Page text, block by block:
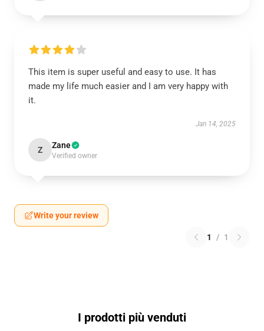
This item is super useful and easy to use. It has
made my life much easier and I am very happy with
it.
Jan 14, 2025
Z Zane
Verified owner
Write your review
1 / 1
I prodotti più venduti